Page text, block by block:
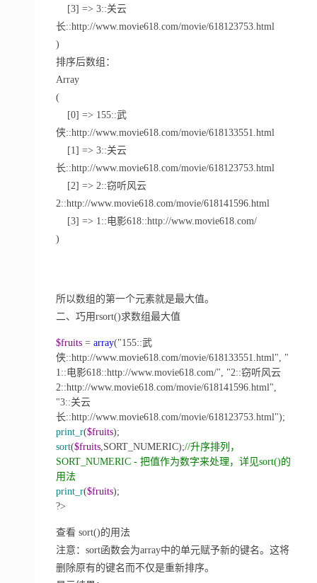
[3] => 3::关云
长::http://www.movie618.com/movie/618123753.html
)
排序后数组：
Array
(
[0] => 155::武
侠::http://www.movie618.com/movie/618133551.html
[1] => 3::关云
长::http://www.movie618.com/movie/618123753.html
[2] => 2::窃听风云
2::http://www.movie618.com/movie/618141596.html
[3] => 1::电影618::http://www.movie618.com/
)
所以数组的第一个元素就是最大值。
二、巧用rsort()求数组最大值
$fruits= array("155::武
侠::http://www.movie618.com/movie/618133551.html", "
1::电影618::http://www.movie618.com/", "2::窃听风云
2::http://www.movie618.com/movie/618141596.html",
"3::关云
长::http://www.movie618.com/movie/618123753.html");
print_r($fruits);
sort($fruits,SORT_NUMERIC);//升序排列，
SORT_NUMERIC - 把值作为数字来处理，详见sort()的
用法
print_r($fruits);
?>
查看 sort()的用法
注意：sort函数会为array中的单元赋予新的键名。这将
删除原有的键名而不仅是重新排序。